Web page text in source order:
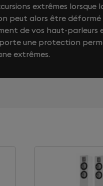
extrêmes lorsque
peut alors être
de vos haut-parleurs
une protection
extrêmes.